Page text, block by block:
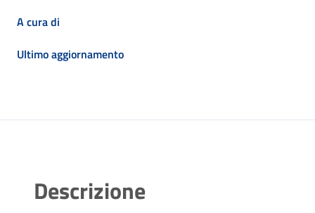
A cura di
Ultimo aggiornamento
Descrizione